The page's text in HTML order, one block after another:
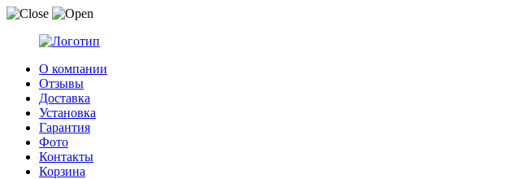
О компании
Отзывы
Доставка
Установка
Гарантия
Фото
Контакты
Корзина